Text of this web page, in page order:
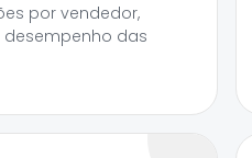
por vendedor,
desempenho das